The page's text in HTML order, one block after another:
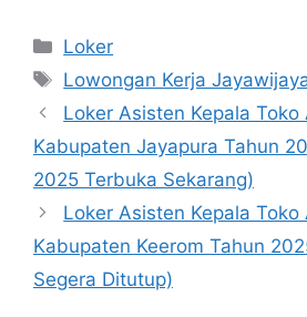
Kategori
Loker
Tag
Lowongan Kerja
Loker Asisten Kepala Toko
Kabupaten Jayapura Tahun
2025 Terbuka Sekarang)
Loker Asisten Kepala Toko
Kabupaten Keerom Tahun
Segera Ditutup)